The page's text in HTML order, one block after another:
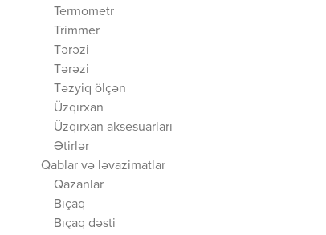
Termometr
Trimmer
Tərəzi
Tərəzi
Təzyiq ölçən
Üzqırxan
Üzqırxan aksesuarları
Ətirlər
Qablar və ləvazimatlar
Qazanlar
Bıçaq
Bıçaq dəsti